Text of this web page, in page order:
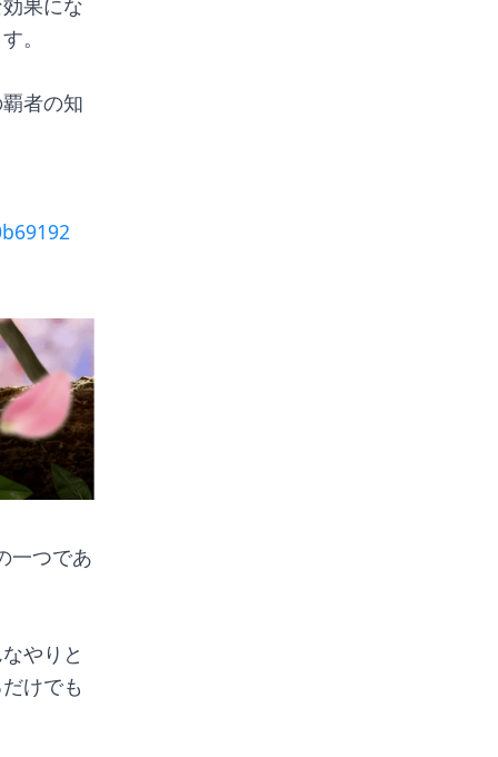
果にな
。
者の知
一つであ
やりと
けでも